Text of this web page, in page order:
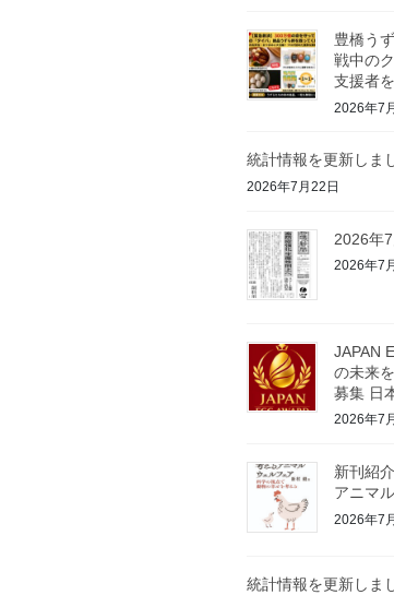
豊橋う
戦中の
支援者
2026年7
統計情報を更新しま
2026年7月22日
2026年
2026年7
JAPAN
の未来
募集 日
2026年7
新刊紹
アニマ
2026年7
統計情報を更新しま